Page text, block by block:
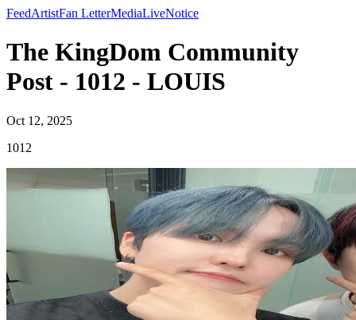
FeedArtistFan LetterMediaLiveNotice
The KingDom Community
Post - 1012 - LOUIS
Oct 12, 2025
1012